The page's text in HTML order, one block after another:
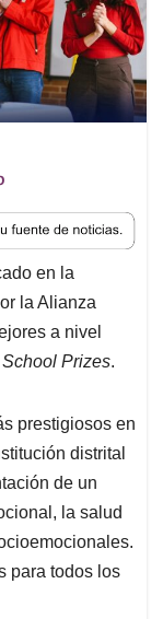
en la
la Alianza
a nivel
School Prizes.
prestigiosos en
distrital
de un
la salud
para todos los